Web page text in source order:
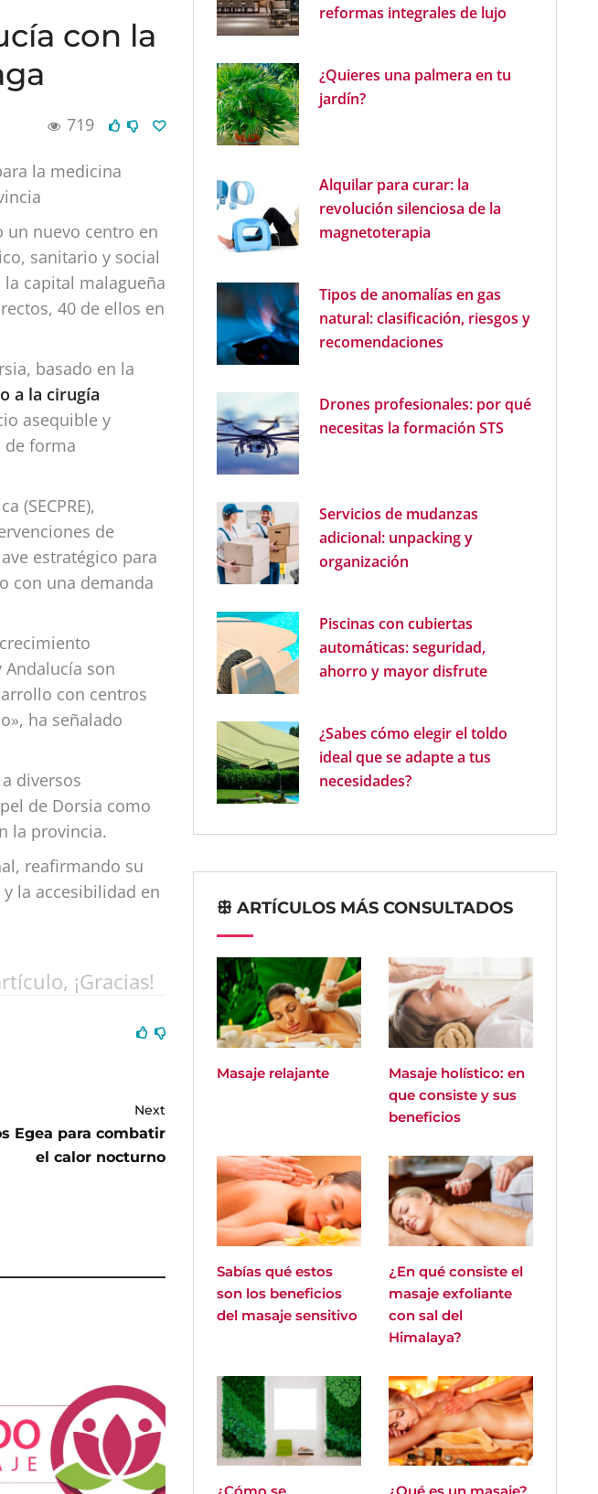
con la
719
la medicina
un nuevo centro en
sanitario y social
capital malagueña
40 de ellos en
basado en la
a la cirugía
asequible y
de forma
(SECPRE),
de
estratégico para
con una demanda
son
con centros
ha señalado
diversos
de Dorsia como
la provincia.
reafirmando su
la accesibilidad en
¡Gracias!
Next
Egea para combatir
el calor nocturno
verano: hidratación,
reformas integrales de lujo
¿Quieres una palmera en tu
jardín?
Alquilar para curar: la
revolución silenciosa de la
magnetoterapia
Tipos de anomalías en gas
natural: clasificación, riesgos y
recomendaciones
Drones profesionales: por qué
necesitas la formación STS
Servicios de mudanzas
adicional: unpacking y
organización
Piscinas con cubiertas
automáticas: seguridad,
ahorro y mayor disfrute
¿Sabes cómo elegir el toldo
ideal que se adapte a tus
necesidades?
ꕥ ARTÍCULOS MÁS CONSULTADOS
Masaje relajante
Masaje holístico: en
que consiste y sus
beneficios
Sabías qué estos
son los beneficios
del masaje sensitivo
¿En qué consiste el
masaje exfoliante
con sal del
Himalaya?